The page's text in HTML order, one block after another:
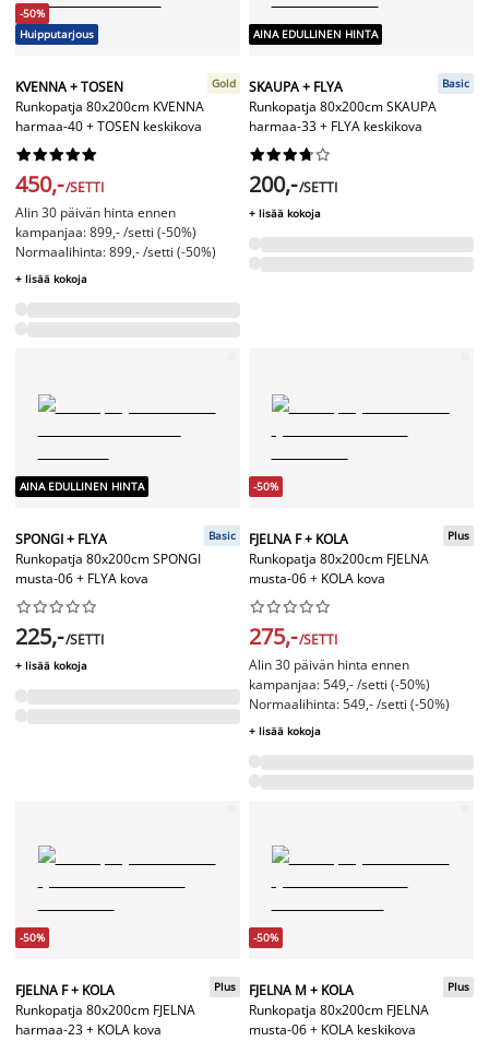
-50%
Huipputarjous
KVENNA + TOSEN
Runkopatja 80x200cm KVENNA
harmaa-40 + TOSEN keskikova
Gold






450,-/SETTI
Alin 30 päivän hinta ennen
kampanjaa: 899,- /setti (-50%)
Normaalihinta: 899,- /setti (-50%)
+ lisää kokoja
AINA EDULLINEN HINTA
SKAUPA + FLYA
Runkopatja 80x200cm SKAUPA
harmaa-33 + FLYA keskikova
Basic






200,-/SETTI
+ lisää kokoja
AINA EDULLINEN HINTA
SPONGI + FLYA
Runkopatja 80x200cm SPONGI
musta-06 + FLYA kova
Basic






225,-/SETTI
+ lisää kokoja
-50%
FJELNA F + KOLA
Runkopatja 80x200cm FJELNA
musta-06 + KOLA kova
Plus






275,-/SETTI
Alin 30 päivän hinta ennen
kampanjaa: 549,- /setti (-50%)
Normaalihinta: 549,- /setti (-50%)
+ lisää kokoja
-50%
FJELNA F + KOLA
Runkopatja 80x200cm FJELNA
harmaa-23 + KOLA kova
Plus
-50%
FJELNA M + KOLA
Runkopatja 80x200cm FJELNA
musta-06 + KOLA keskikova
Plus